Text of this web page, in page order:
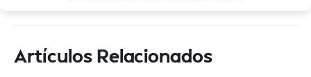
Artículos Relacionados